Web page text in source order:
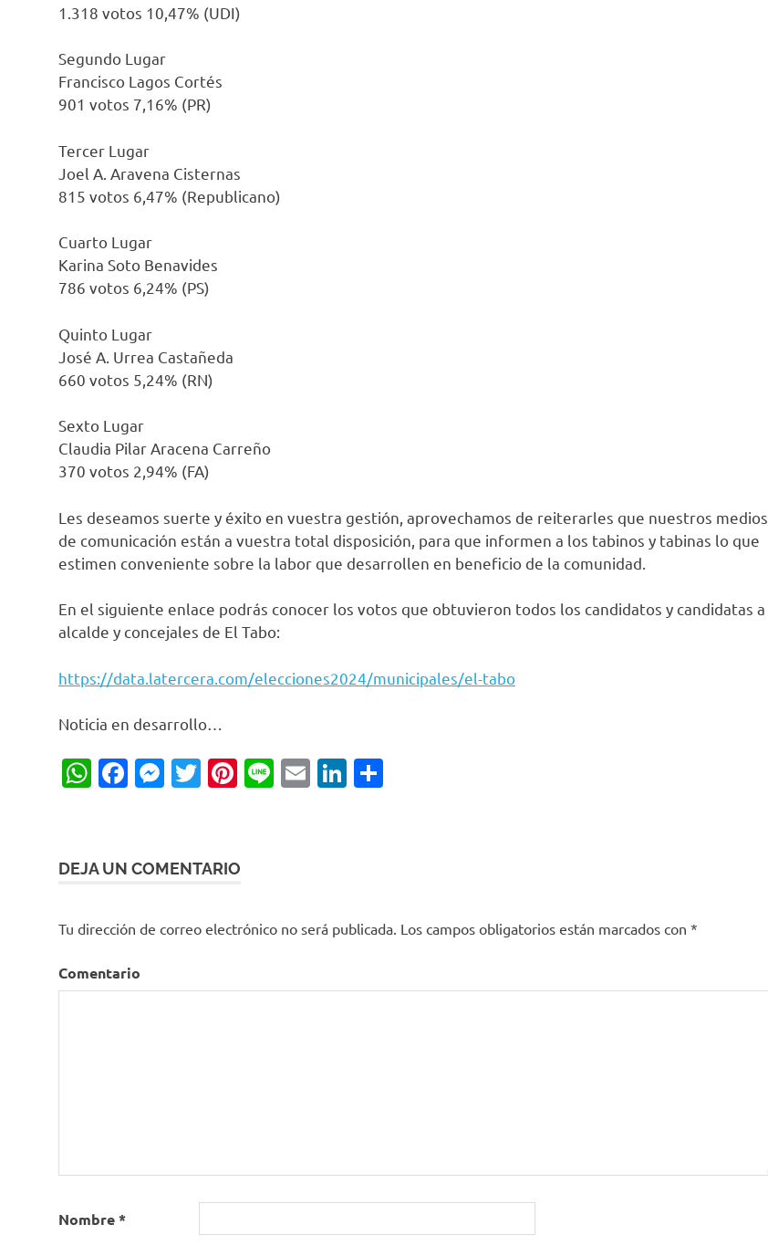
1.318 votos 10,47% (UDI)
Segundo Lugar
Francisco Lagos Cortés
901 votos 7,16% (PR)
Tercer Lugar
Joel A. Aravena Cisternas
815 votos 6,47% (Republicano)
Cuarto Lugar
Karina Soto Benavides
786 votos 6,24% (PS)
Quinto Lugar
José A. Urrea Castañeda
660 votos 5,24% (RN)
Sexto Lugar
Claudia Pilar Aracena Carreño
370 votos 2,94% (FA)
Les deseamos suerte y éxito en vuestra gestión, aprovechamos de reiterarles que nuestros medios
de comunicación están a vuestra total disposición, para que informen a los tabinos y tabinas lo que
estimen conveniente sobre la labor que desarrollen en beneficio de la comunidad.
En el siguiente enlace podrás conocer los votos que obtuvieron todos los candidatos y candidatas a
alcalde y concejales de El Tabo:
https://data.latercera.com/elecciones2024/municipales/el-tabo
Noticia en desarrollo…
WhatsApp
Facebook
Messenger
Twitter
Pinterest
LineEmailLinkedIn
DEJA UN COMENTARIO
Tu dirección de correo electrónico no será publicada. Los campos obligatorios están marcados con *
Comentario
Nombre*